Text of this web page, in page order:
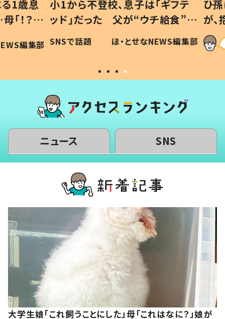
歳息
？」
編集部
小1から不登校、息子は「ギフテ
ッド」だった 父が“ウチ給食”を
作り続ける理由とは #令和の親
#令和の子
SNSで話題 ほ・とせなNEWS編集部
ひ孫
が、抱
「涙が
い」
ニュース SNS
大学生娘「これ飼うことにした」母「これはなに？」娘が